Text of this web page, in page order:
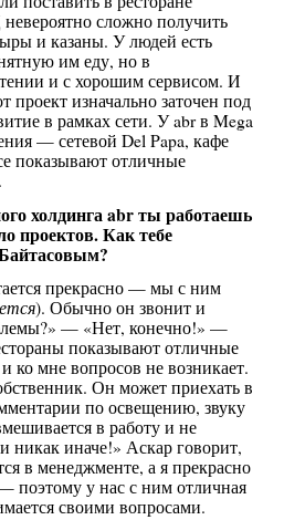
сложно получить
и казаны. У людей есть
им еду, но в
и с хорошим сервисом. И
проект изначально заточен под
в рамках сети. У abr в Mega
— сетевой Del Papa, кафе
показывают отличные
холдинга abr ты работаешь
проектов. Как тебе
прекрасно — мы с ним
). Обычно он звонит и
— «Нет, конечно!» —
показывают отличные
ко мне вопросов не возникает.
Он может приехать в
по освещению, звуку
в работу и не
никак иначе!» Аскар говорит,
в менеджменте, а я прекрасно
поэтому у нас с ним отличная
своими вопросами.